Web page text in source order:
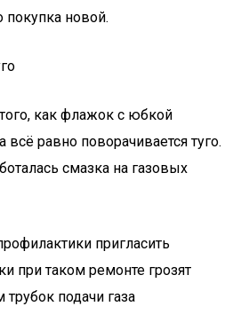
покупка новой.
как флажок с юбкой
равно поворачивается туго.
смазка на газовых
пригласить
при таком ремонте грозят
трубок подачи газа